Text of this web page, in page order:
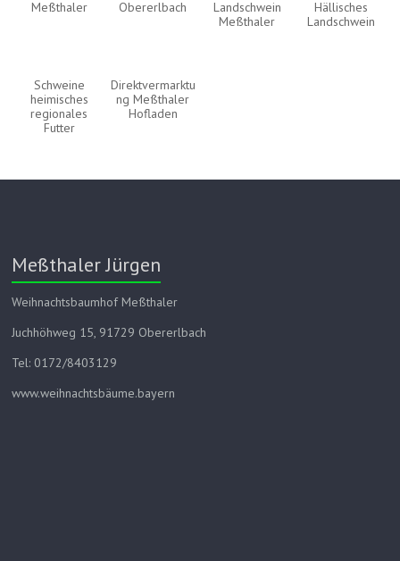
Meßthaler
Obererlbach
Landschwein
Meßthaler
Hällisches
Landschwein
Schweine
heimisches
regionales
Futter
Direktvermarktu
ng Meßthaler
Hofladen
Meßthaler Jürgen
Weihnachtsbaumhof Meßthaler
Juchhöhweg 15, 91729 Obererlbach
Tel: 0172/8403129
www.weihnachtsbäume.bayern